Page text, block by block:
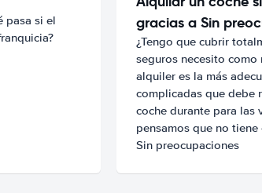
pasa si el
gracias a Sin
¿Tengo que cubrir
seguros necesito como
alquiler es la más
complicadas que debe
coche durante para las
pensamos que no
Sin preocupaciones